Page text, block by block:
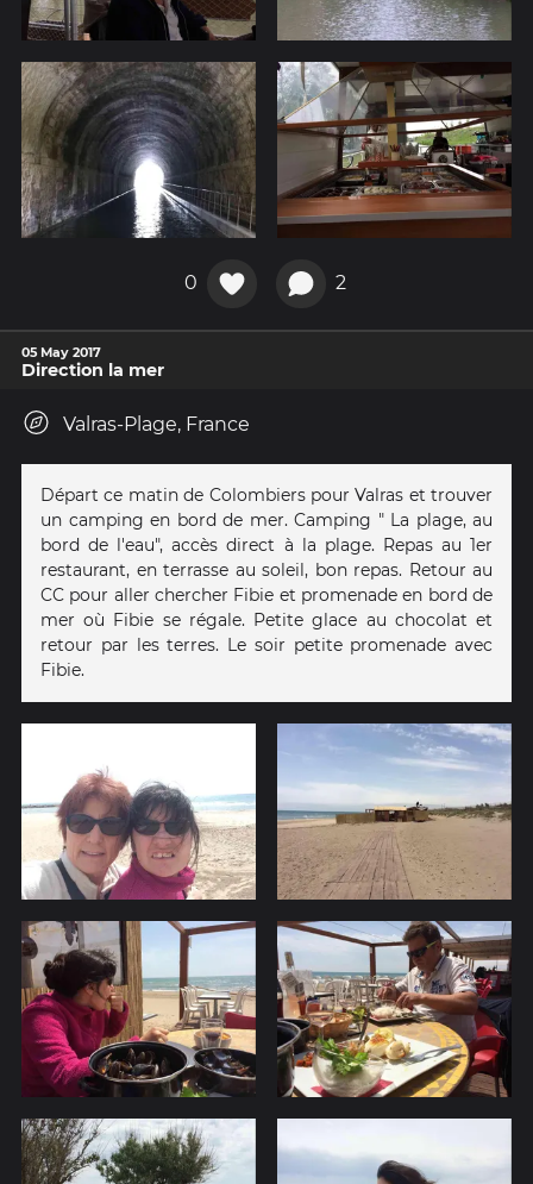
0 2
05 May 2017
Direction la mer
Valras-Plage, France
Départ ce matin de Colombiers pour Valras et trouver
un camping en bord de mer. Camping " La plage, au
bord de l'eau", accès direct à la plage. Repas au 1er
restaurant, en terrasse au soleil, bon repas. Retour au
CC pour aller chercher Fibie et promenade en bord de
mer où Fibie se régale. Petite glace au chocolat et
retour par les terres. Le soir petite promenade avec
Fibie.